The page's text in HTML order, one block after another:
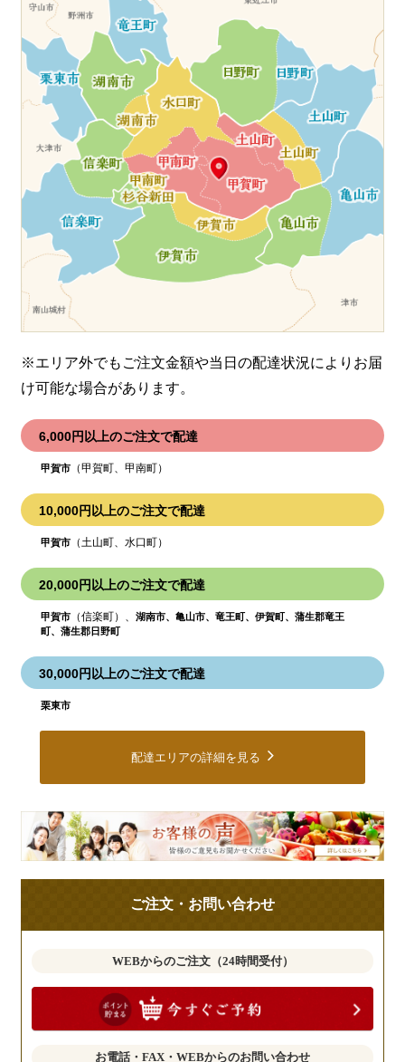
※エリア外でもご注文金額や当日の配達状況により お届
け可能な場合があります。
6,000円以上のご注文で配達
甲賀市 （甲賀町、甲南町）
10,000円以上のご注文で配達
甲賀市 （土山町、水口町）
20,000円以上のご注文で配達
甲賀市 （信楽町）、湖南市、亀山市、竜王町、伊賀町、蒲生郡竜王
町、蒲生郡日野町
30,000円以上のご注文で配達
栗東市
配達エリアの詳細を見る
皆
様
の
見
聞
か
ご注文・お問い合わせ
WEBからのご注文（24時間受付）
お電話・FAX・WEBからのお問い合わせ